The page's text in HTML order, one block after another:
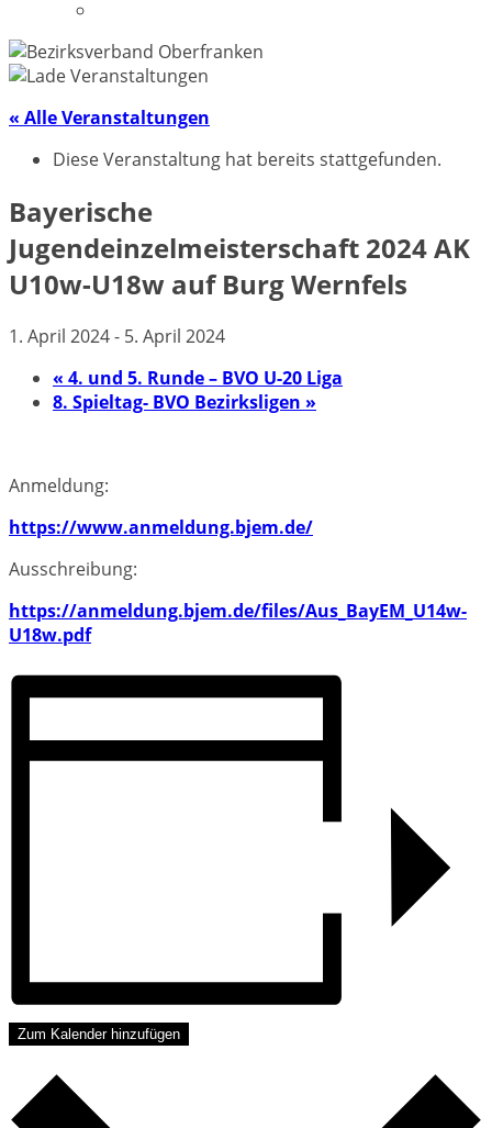
« Alle Veranstaltungen
Diese Veranstaltung hat bereits stattgefunden.
Bayerische
Jugendeinzelmeisterschaft 2024 AK
U10w-U18w auf Burg Wernfels
1. April 2024- 5. April 2024
« 4. und 5. Runde – BVO U-20 Liga
8. Spieltag- BVO Bezirksligen »
Anmeldung:
https://www.anmeldung.bjem.de/
Ausschreibung:
https://anmeldung.bjem.de/files/Aus_BayEM_U14w-
U18w.pdf
Zum Kalender hinzufügen